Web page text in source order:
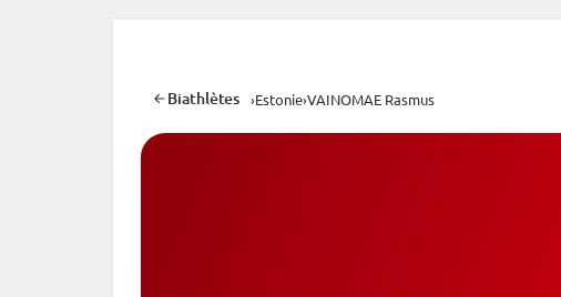
Biathlètes ›Estonie›VAINOMAE Rasmus